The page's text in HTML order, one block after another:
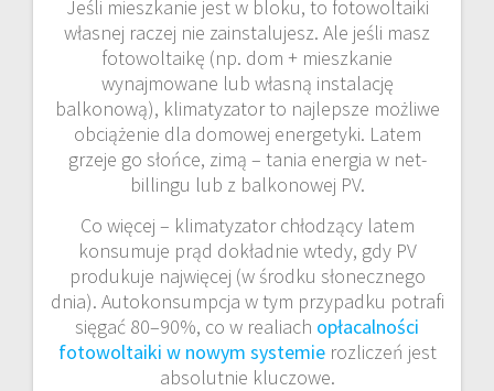
Jeśli mieszkanie jest w bloku, to fotowoltaiki
własnej raczej nie zainstalujesz. Ale jeśli masz
fotowoltaikę (np. dom + mieszkanie
wynajmowane lub własną instalację
balkonową), klimatyzator to najlepsze możliwe
obciążenie dla domowej energetyki. Latem
grzeje go słońce, zimą – tania energia w net-
billingu lub z balkonowej PV.
Co więcej – klimatyzator chłodzący latem
konsumuje prąd dokładnie wtedy, gdy PV
produkuje najwięcej (w środku słonecznego
dnia). Autokonsumpcja w tym przypadku potrafi
sięgać 80–90%, co w realiach opłacalności
fotowoltaiki w nowym systemierozliczeń jest
absolutnie kluczowe.